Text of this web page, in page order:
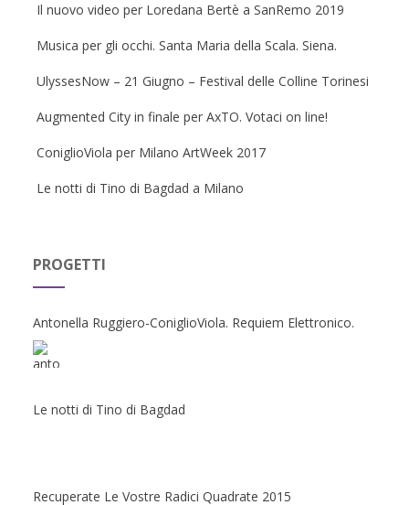
Il nuovo video per Loredana Bertè a SanRemo 2019
Musica per gli occhi. Santa Maria della Scala. Siena.
UlyssesNow – 21 Giugno – Festival delle Colline Torinesi
Augmented City in finale per AxTO. Votaci on line!
ConiglioViola per Milano ArtWeek 2017
Le notti di Tino di Bagdad a Milano
PROGETTI
Antonella Ruggiero-ConiglioViola. Requiem Elettronico.
Le notti di Tino di Bagdad
Recuperate Le Vostre Radici Quadrate 2015